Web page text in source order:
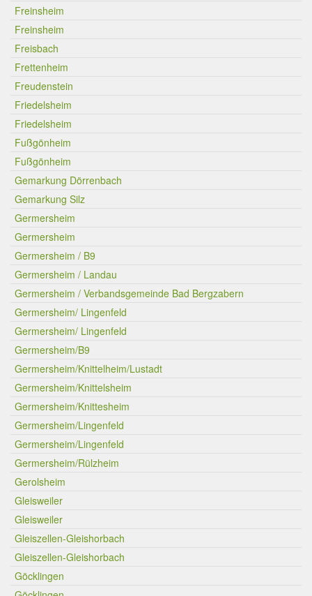
Freinsheim
Freinsheim
Freisbach
Frettenheim
Freudenstein
Friedelsheim
Friedelsheim
Fußgönheim
Fußgönheim
Gemarkung Dörrenbach
Gemarkung Silz
Germersheim
Germersheim
Germersheim / B9
Germersheim / Landau
Germersheim / Verbandsgemeinde Bad Bergzabern
Germersheim/ Lingenfeld
Germersheim/ Lingenfeld
Germersheim/B9
Germersheim/Knittelheim/Lustadt
Germersheim/Knittelsheim
Germersheim/Knittesheim
Germersheim/Lingenfeld
Germersheim/Lingenfeld
Germersheim/Rülzheim
Gerolsheim
Gleisweiler
Gleisweiler
Gleiszellen-Gleishorbach
Gleiszellen-Gleishorbach
Göcklingen